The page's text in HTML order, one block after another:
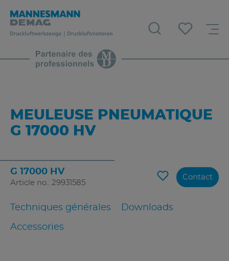
MEULEUSE PNEUMATIQUE
G 17000 HV
G 17000 HV
Article no.: 29931585
Techniques générales Downloads
Accessories
Contact